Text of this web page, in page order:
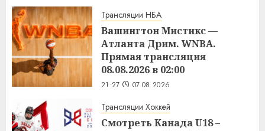
Трансляции НБА
Вашингтон Мистикс —
Атланта Дрим. WNBA.
Прямая трансляция
08.08.2026 в 02:00
21:27 07.08.2026
Трансляции Хоккей
Смотреть Канада U18 –